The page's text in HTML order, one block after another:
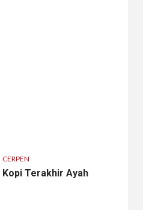
CERPEN
Kopi Terakhir Ayah